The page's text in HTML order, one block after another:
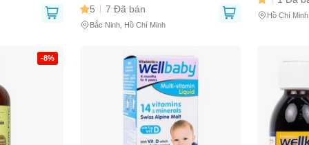
5 7 Đã bán
Bắc Ninh, Hồ Chí Minh
Hồ Chí Minh
-8%